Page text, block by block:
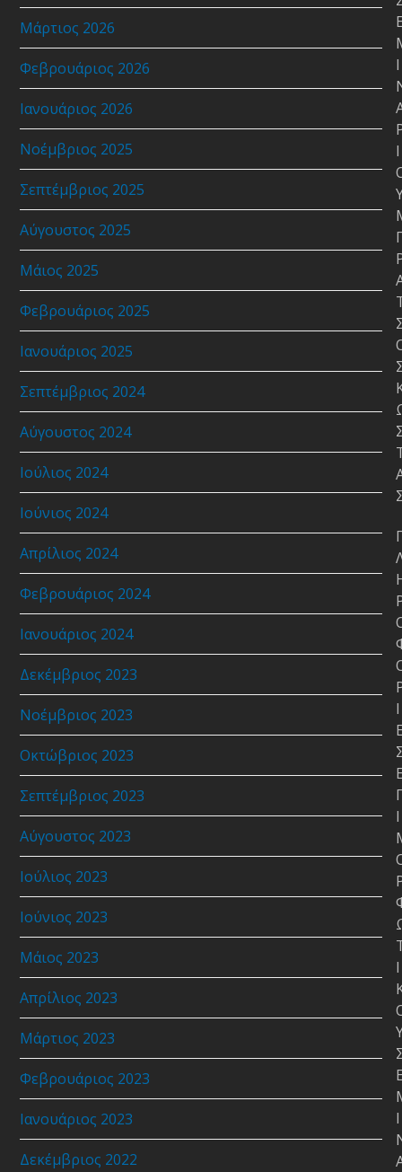
Μάρτιος 2026
Φεβρουάριος 2026
Ιανουάριος 2026
Νοέμβριος 2025
Σεπτέμβριος 2025
Αύγουστος 2025
Μάιος 2025
Φεβρουάριος 2025
Ιανουάριος 2025
Σεπτέμβριος 2024
Αύγουστος 2024
Ιούλιος 2024
Ιούνιος 2024
Απρίλιος 2024
Φεβρουάριος 2024
Ιανουάριος 2024
Δεκέμβριος 2023
Νοέμβριος 2023
Οκτώβριος 2023
Σεπτέμβριος 2023
Αύγουστος 2023
Ιούλιος 2023
Ιούνιος 2023
Μάιος 2023
Απρίλιος 2023
Μάρτιος 2023
Φεβρουάριος 2023
Ιανουάριος 2023
Δεκέμβριος 2022
Ι
Ι
Ι
Ι
Ι
Ι